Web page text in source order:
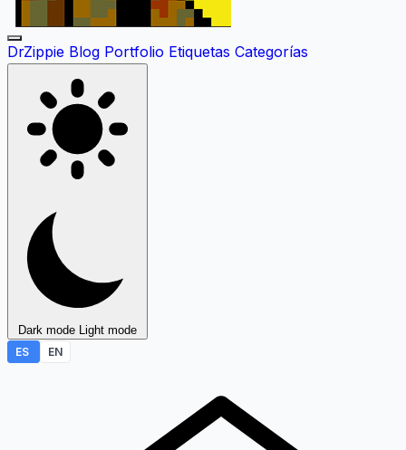
DrZippie Blog Portfolio Etiquetas Categorías
Dark mode Light mode
ES
EN